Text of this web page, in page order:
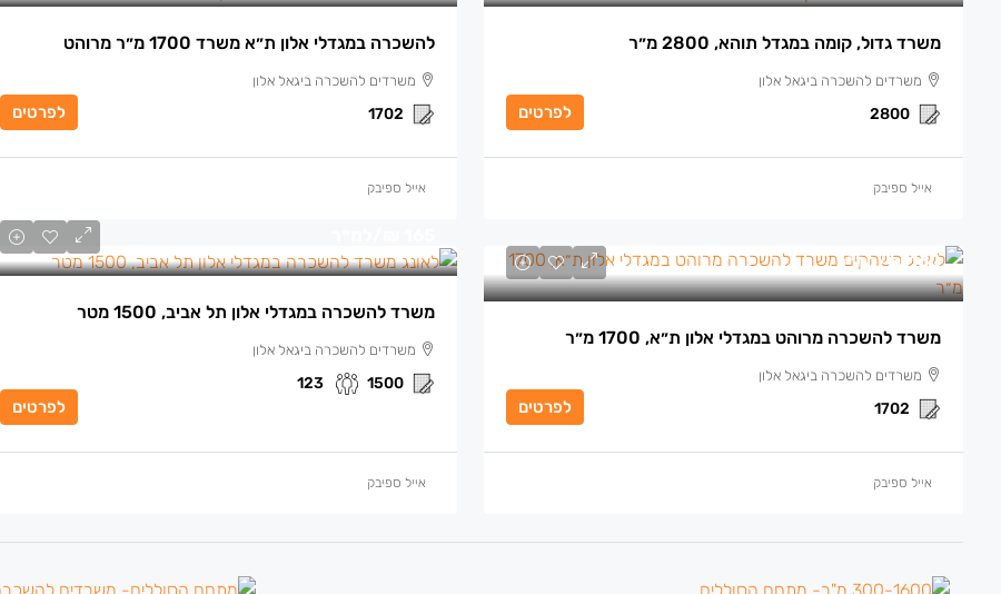
משרד גדול, קומה במגדל תוהא, 2800 מ״ר
משרדים להשכרה ביגאל אלון
2800 לפרטים
אייל ספיבק
להשכרה במגדלי אלון ת״א משרד 1700 מ״ר מרוהט
משרדים להשכרה ביגאל אלון
1702 לפרטים
אייל ספיבק
160 ₪ /למ״ר
משרד להשכרה מרוהט במגדלי אלון ת״א, 1700 מ״ר
משרדים להשכרה ביגאל אלון
1702 לפרטים
אייל ספיבק
משרד להשכרה במגדלי אלון תל אביב, 1500 מטר
משרדים להשכרה ביגאל אלון
1500
123
לפרטים
אייל ספיבק